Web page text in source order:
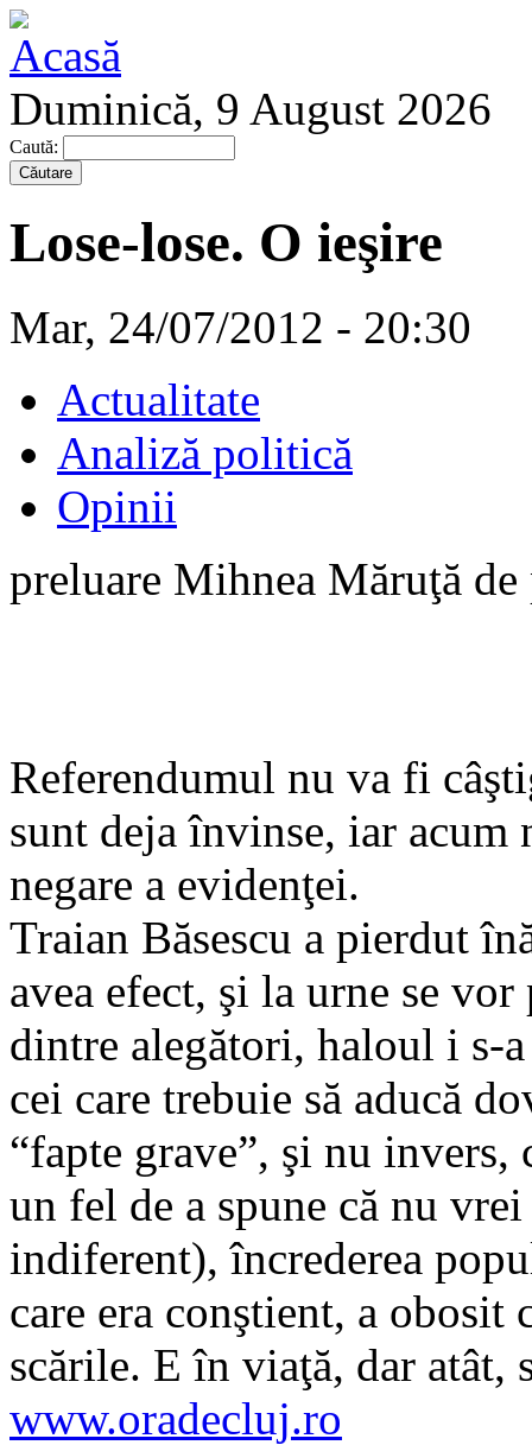
Duminică, 9 August 2026
Caută:
Lose-lose. O ieşire
Mar, 24/07/2012 - 20:30
Actualitate
Analiză politică
Opinii
preluare Mihnea Măruţă
Referendumul nu va fi
sunt deja învinse, iar acum
negare a evidenţei.
Traian Băsescu a pierdut
avea efect, şi la urne se
dintre alegători, haloul i s-
cei care trebuie să aducă
“fapte grave”, şi nu invers,
un fel de a spune că nu
indiferent), încrederea
care era conştient, a obosit
scările. E în viaţă, dar atât,
www.oradecluj.ro